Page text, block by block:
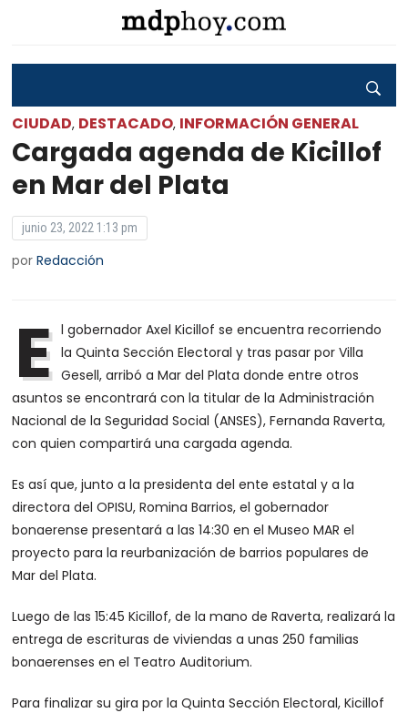
CIUDAD, DESTACADO, INFORMACIÓN GENERAL
Cargada agenda de Kicillof
en Mar del Plata
junio 23, 2022 1:13 pm
porRedacción
E l gobernador Axel Kicillof se encuentra recorriendo
la Quinta Sección Electoral y tras pasar por Villa
Gesell, arribó a Mar del Plata donde entre otros
asuntos se encontrará con la titular de la Administración
Nacional de la Seguridad Social (ANSES), Fernanda Raverta,
con quien compartirá una cargada agenda.
Es así que, junto a la presidenta del ente estatal y a la
directora del OPISU, Romina Barrios, el gobernador
bonaerense presentará a las 14:30 en el Museo MAR el
proyecto para la reurbanización de barrios populares de
Mar del Plata.
Luego de las 15:45 Kicillof, de la mano de Raverta, realizará la
entrega de escrituras de viviendas a unas 250 familias
bonaerenses en el Teatro Auditorium.
Para finalizar su gira por la Quinta Sección Electoral, Kicillof